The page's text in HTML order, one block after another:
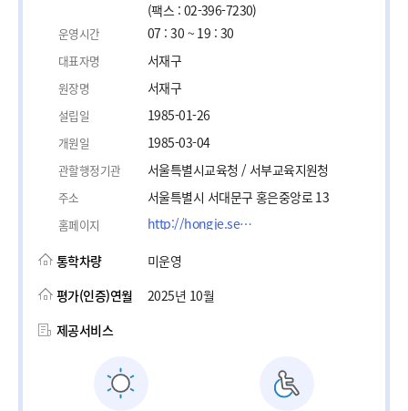
(팩스 : 02-396-7230)
운영시간 07 : 30 ~ 19 : 30
대표자명 서재구
원장명 서재구
설립일 1985-01-26
개원일 1985-03-04
관할행정기관 서울특별시교육청 / 서부교육지원청
주소 서울특별시 서대문구 홍은중앙로 13
홈페이지 http://hongje.sen.es.kr
통학차량
미운영
평가(인증)연월
2025년 10월
제공서비스